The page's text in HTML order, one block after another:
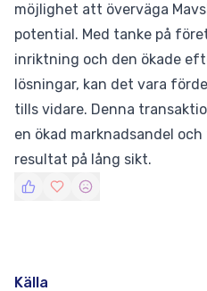
möjlighet att överväga
potential. Med tanke på
inriktning och den ökade
lösningar, kan det vara
tills vidare. Denna
en ökad marknadsandel
resultat på lång sikt.
Källa